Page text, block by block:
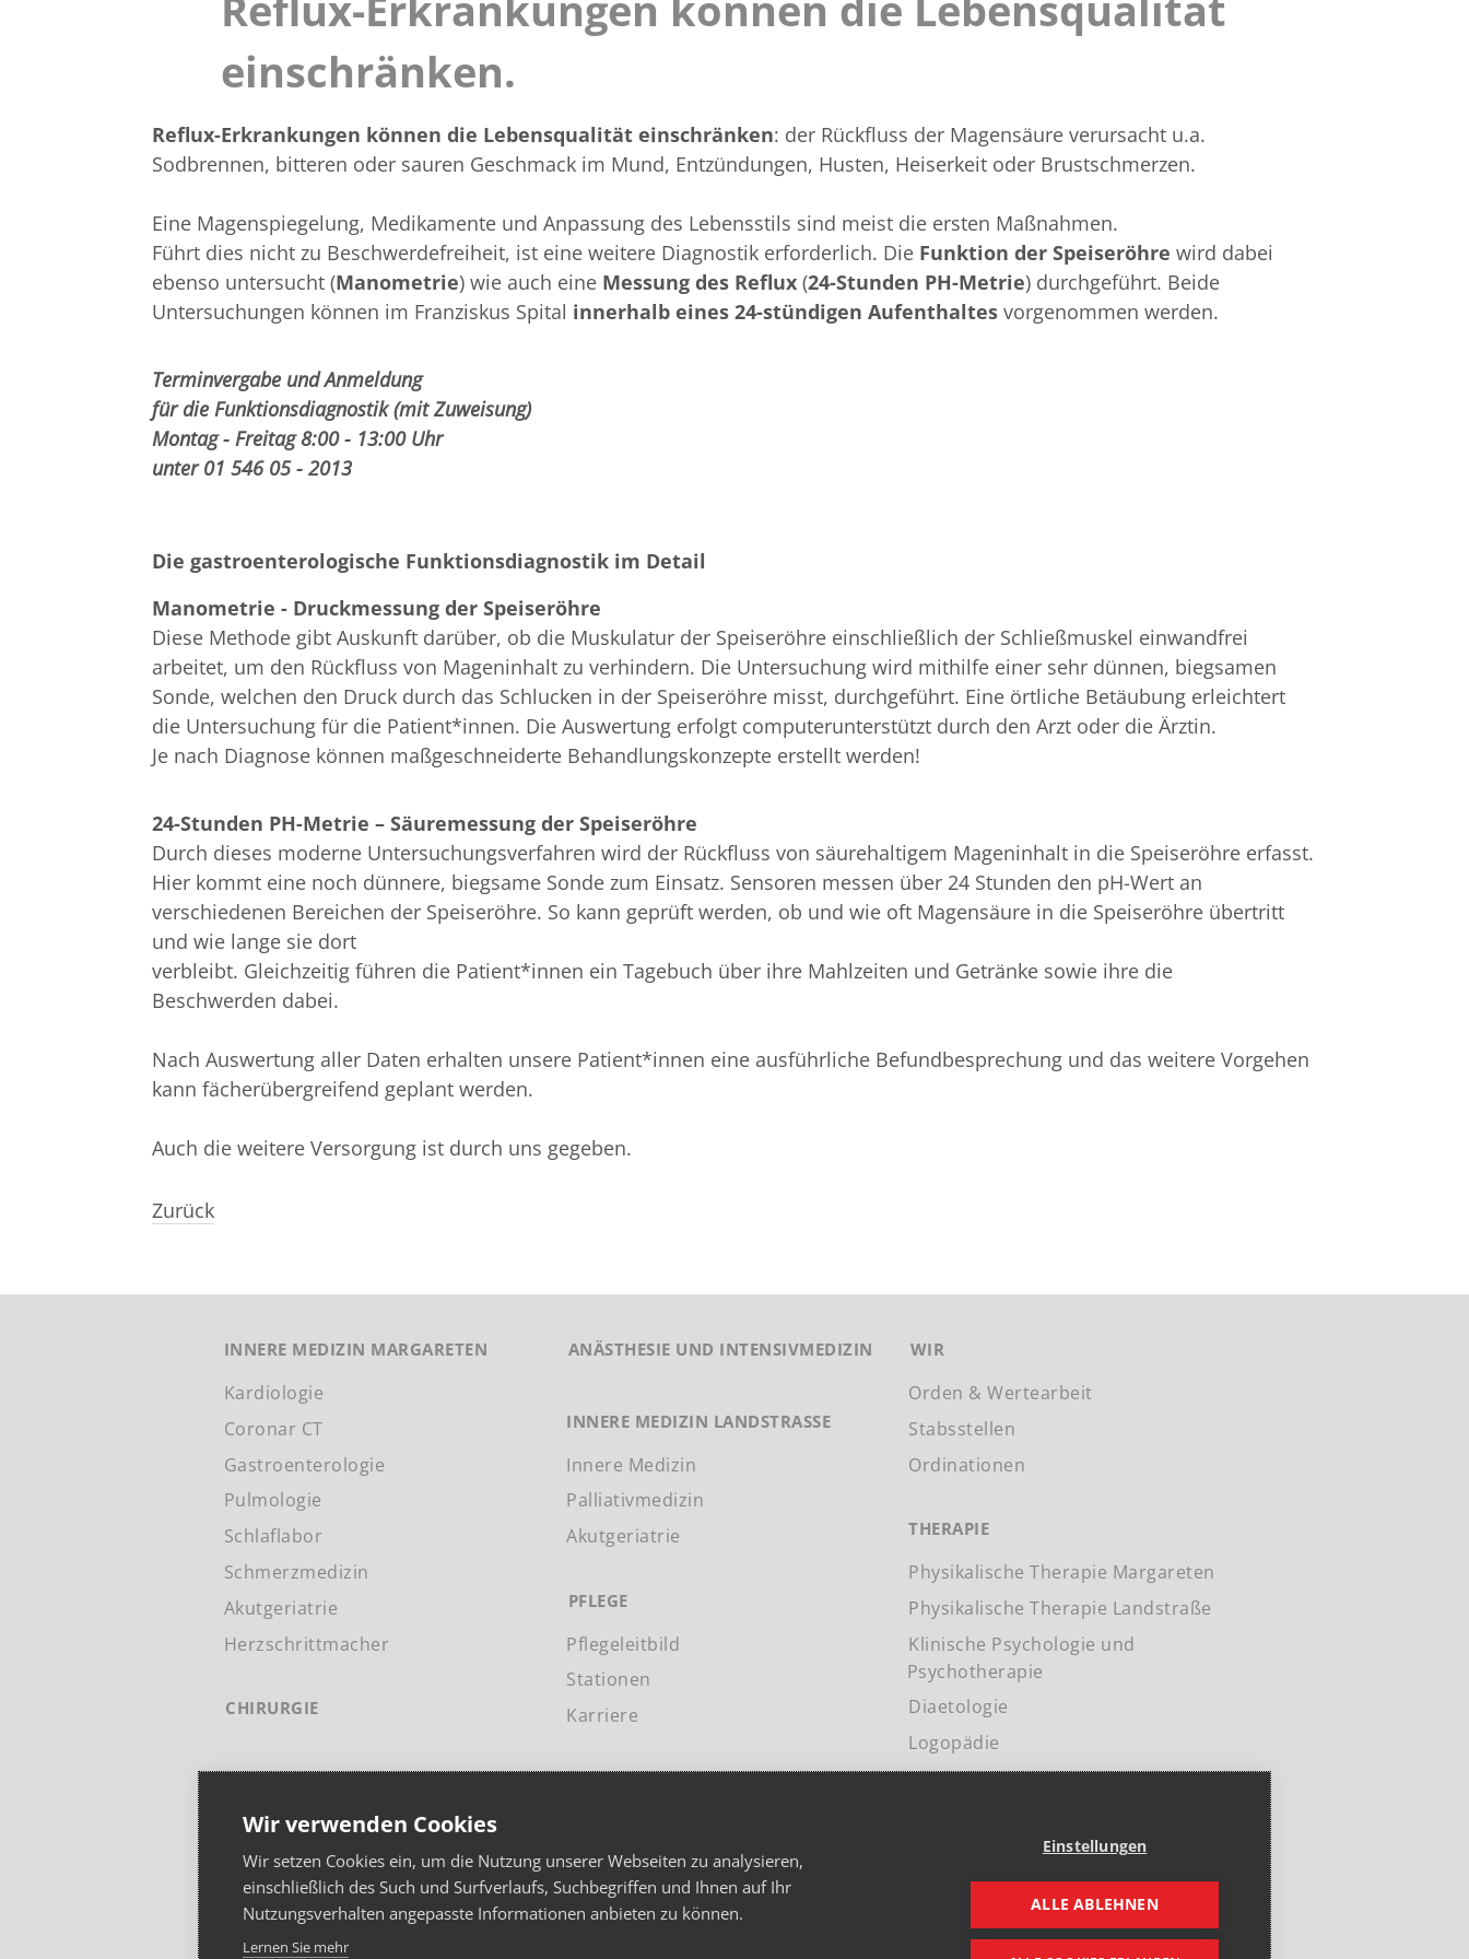
einschränken.
Reflux-Erkrankungen können die Lebensqualität einschränken: der Rückfluss der Magensäure verursacht u.a.
Sodbrennen, bitteren oder sauren Geschmack im Mund, Entzündungen, Husten, Heiserkeit oder Brustschmerzen.
Eine Magenspiegelung, Medikamente und Anpassung des Lebensstils sind meist die ersten Maßnahmen.
Führt dies nicht zu Beschwerdefreiheit, ist eine weitere Diagnostik erforderlich. Die Funktion der Speiseröhre wird dabei
ebenso untersucht (Manometrie) wie auch eine Messung des Reflux (24-Stunden PH-Metrie) durchgeführt. Beide
Untersuchungen können im Franziskus Spital innerhalb eines 24-stündigen Aufenthaltes vorgenommen werden.
Terminvergabe und Anmeldung
für die Funktionsdiagnostik (mit Zuweisung)
Montag - Freitag 8:00 - 13:00 Uhr
unter 01 546 05 - 2013
Die gastroenterologische Funktionsdiagnostik im Detail
Manometrie - Druckmessung der Speiseröhre
Diese Methode gibt Auskunft darüber, ob die Muskulatur der Speiseröhre einschließlich der Schließmuskel einwandfrei
arbeitet, um den Rückfluss von Mageninhalt zu verhindern. Die Untersuchung wird mithilfe einer sehr dünnen, biegsamen
Sonde, welchen den Druck durch das Schlucken in der Speiseröhre misst, durchgeführt. Eine örtliche Betäubung erleichtert
die Untersuchung für die Patient*innen. Die Auswertung erfolgt computerunterstützt durch den Arzt oder die Ärztin.
Je nach Diagnose können maßgeschneiderte Behandlungskonzepte erstellt werden!
24-Stunden PH-Metrie – Säuremessung der Speiseröhre
Durch dieses moderne Untersuchungsverfahren wird der Rückfluss von säurehaltigem Mageninhalt in die Speiseröhre erfasst.
Hier kommt eine noch dünnere, biegsame Sonde zum Einsatz. Sensoren messen über 24 Stunden den pH-Wert an
verschiedenen Bereichen der Speiseröhre. So kann geprüft werden, ob und wie oft Magensäure in die Speiseröhre übertritt
und wie lange sie dort
verbleibt. Gleichzeitig führen die Patient*innen ein Tagebuch über ihre Mahlzeiten und Getränke sowie ihre die
Beschwerden dabei.
Nach Auswertung aller Daten erhalten unsere Patient*innen eine ausführliche Befundbesprechung und das weitere Vorgehen
kann fächerübergreifend geplant werden.
Auch die weitere Versorgung ist durch uns gegeben.
Zurück
INNERE MEDIZIN MARGARETEN
Kardiologie
Coronar CT
Gastroenterologie
Pulmologie
Schlaflabor
Schmerzmedizin
Akutgeriatrie
Herzschrittmacher
CHIRURGIE
KARRIERE
ANÄSTHESIE UND INTENSIVMEDIZIN
INNERE MEDIZIN LANDSTRASSE
Innere Medizin
Palliativmedizin
Akutgeriatrie
PFLEGE
Pflegeleitbild
Stationen
Karriere
PRESSE
WIR
Orden & Wertearbeit
Stabsstellen
Ordinationen
THERAPIE
Physikalische Therapie Margareten
Physikalische Therapie Landstraße
Klinische Psychologie und
Psychotherapie
Diaetologie
Logopädie
Wir verwenden Cookies
Wir setzen Cookies ein, um die Nutzung unserer Webseiten zu analysieren,
einschließlich des Such und Surfverlaufs, Suchbegriffen und Ihnen auf Ihr
Nutzungsverhalten angepasste Informationen anbieten zu können.
Lernen Sie mehr
Einstellungen
ALLE ABLEHNEN